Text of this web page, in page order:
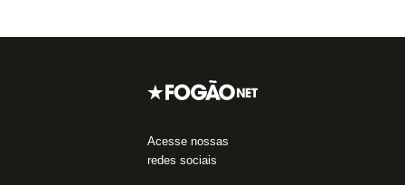
Acesse nossas
redes sociais